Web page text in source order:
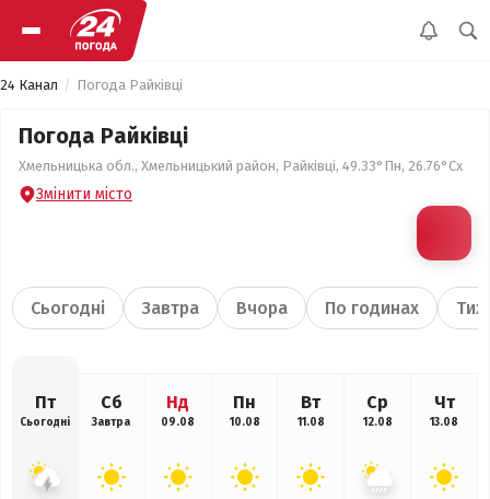
24 Канал Погода Райківці
Погода Райківці
Хмельницька обл., Хмельницький район, Райківці, 49.33°Пн, 26.76°Сх
Змінити місто
Сьогодні Завтра Вчора По годинах
Пт
Сьогодні
Сб
Завтра
Нд
09.08
Пн
10.08
Вт
11.08
Ср
12.08
Чт
13.08